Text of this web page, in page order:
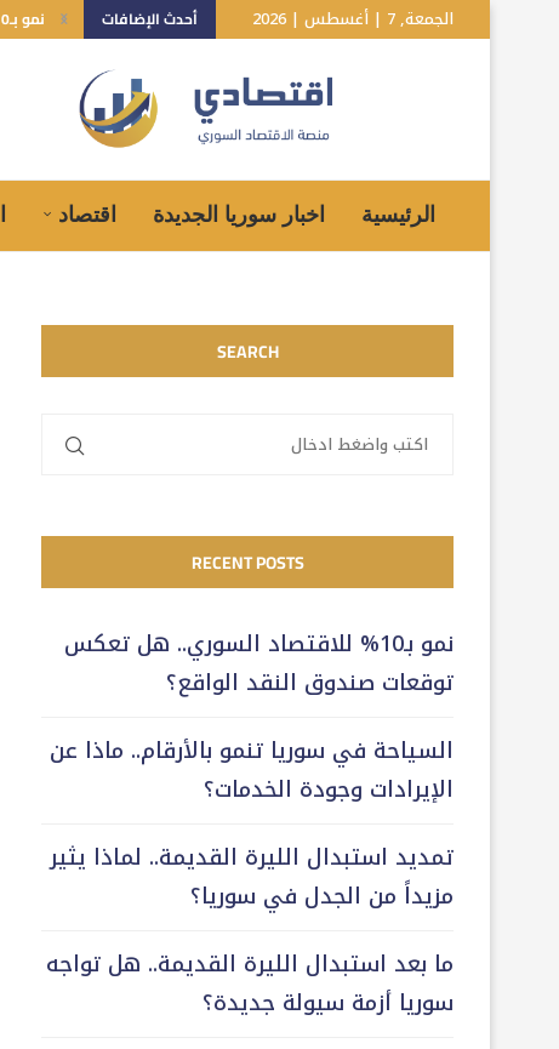
الجمعة, 7 | أغسطس | 2026 أحدث الإضافات نمو بـ10% للاقتصاد السوري.. هل تعكس توقعات صندوق النقد الواقع؟
الرئيسية اخبار سوريا الجديدة اقتصاد
SEARCH
RECENT POSTS
نمو بـ10% للاقتصاد السوري.. هل تعكس
توقعات صندوق النقد الواقع؟
السياحة في سوريا تنمو بالأرقام.. ماذا عن
الإيرادات وجودة الخدمات؟
تمديد استبدال الليرة القديمة.. لماذا يثير
مزيداً من الجدل في سوريا؟
ما بعد استبدال الليرة القديمة.. هل تواجه
سوريا أزمة سيولة جديدة؟